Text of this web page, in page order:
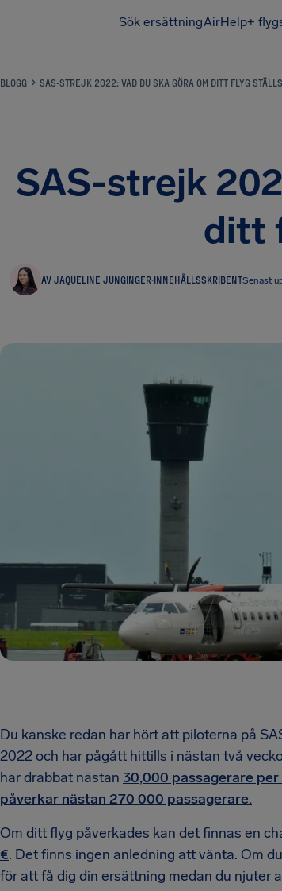
Sök ersättningAirHelp+
BLOGG SAS-STREJK 2022: VAD DU SKA GÖRA OM DITT FLYG
SAS-strejk
ditt
AV JAQUELINE JUNGINGER·INNEHÅLLSSKRIBENTSenast
Du kanske redan har hört att piloterna på
2022 och har pågått hittills i nästan två
har drabbat nästan 30,000 passagerare per
påverkar nästan 270 000 passagerare.
Om ditt flyg påverkades kan det finnas en
€. Det finns ingen anledning att vänta. Om
för att få dig din ersättning medan du njuter